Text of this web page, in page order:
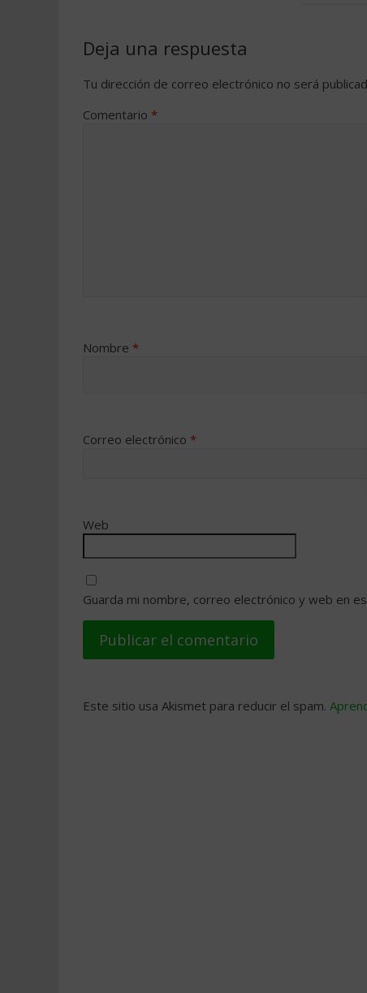
Deja una respuesta
Tu dirección de correo electrónico no será
Comentario *
Nombre *
Correo electrónico *
Web
Guarda mi nombre, correo electrónico y web en
Este sitio usa Akismet para reducir el spam.